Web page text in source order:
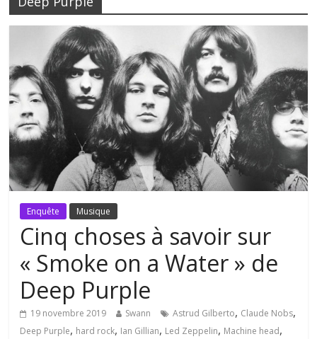
Enquête Musique
Cinq choses à savoir sur
« Smoke on a Water » de
Deep Purple
19 novembre 2019 Swann Astrud Gilberto, Claude Nobs,
Deep Purple, hard rock, Ian Gillian, Led Zeppelin, Machine head,